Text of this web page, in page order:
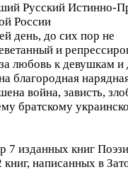
Русский Истинно-
России
день, до сих пор не
и
любовь к девушкам и
благородная
война, зависть,
братскому
7 изданных книг
написанных в